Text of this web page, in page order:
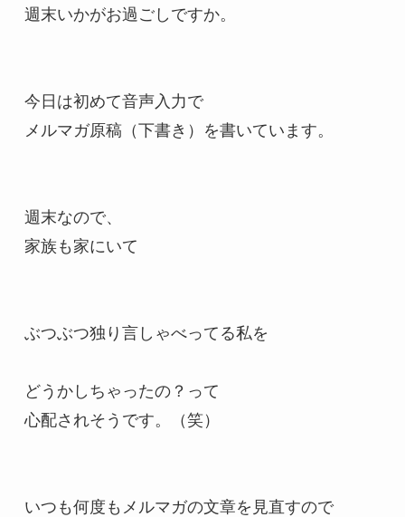
週末いかがお過ごしですか。
今日は初めて音声入力で
メルマガ原稿（下書き）を書いています。
週末なので、
家族も家にいて
ぶつぶつ独り言しゃべってる私を
どうかしちゃったの？って
心配されそうです。（笑）
いつも何度もメルマガの文章を見直すので